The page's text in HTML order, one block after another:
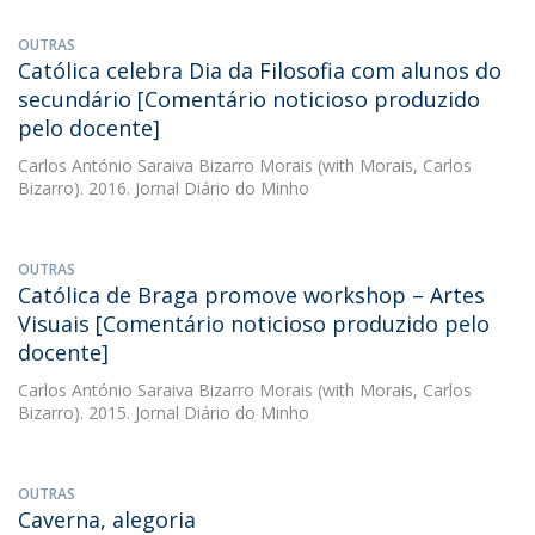
OUTRAS
Católica celebra Dia da Filosofia com alunos do
secundário [Comentário noticioso produzido
pelo docente]
Carlos António Saraiva Bizarro Morais (with Morais, Carlos
Bizarro). 2016. Jornal Diário do Minho
OUTRAS
Católica de Braga promove workshop – Artes
Visuais [Comentário noticioso produzido pelo
docente]
Carlos António Saraiva Bizarro Morais (with Morais, Carlos
Bizarro). 2015. Jornal Diário do Minho
OUTRAS
Caverna, alegoria